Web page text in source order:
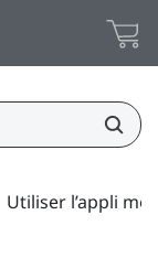
Utiliser l’appli